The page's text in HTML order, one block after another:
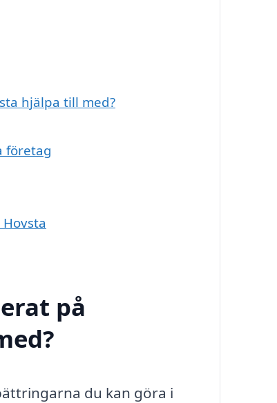
hjälpa till med?
företag
på
du kan göra i